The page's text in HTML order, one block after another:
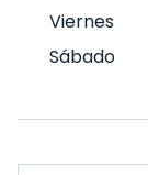
Viernes
Sábado